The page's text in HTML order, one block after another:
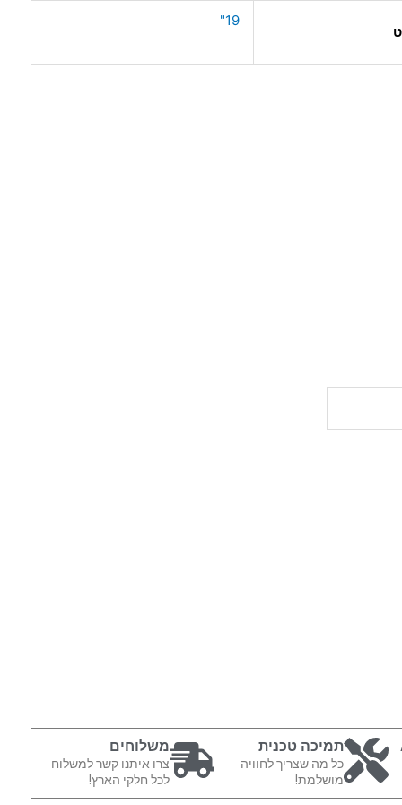
19"
תמיכה טכנית
כל מה שצריך לחוויה
מושלמת!
משלוחים
צרו איתנו קשר למשלוח
לכל חלקי הארץ!